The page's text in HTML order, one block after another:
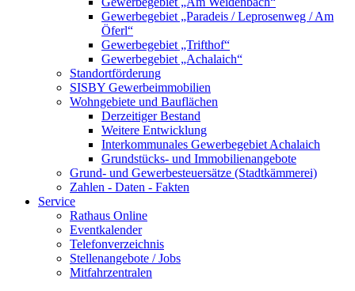
Gewerbegebiet „Paradeis / Leprosenweg / Am
Öferl“
Gewerbegebiet „Trifthof“
Gewerbegebiet „Achalaich“
Standortförderung
SISBY Gewerbeimmobilien
Wohngebiete und Bauflächen
Derzeitiger Bestand
Weitere Entwicklung
Interkommunales Gewerbegebiet Achalaich
Grundstücks- und Immobilienangebote
Grund- und Gewerbesteuersätze (Stadtkämmerei)
Zahlen - Daten - Fakten
Service
Rathaus Online
Eventkalender
Telefonverzeichnis
Stellenangebote / Jobs
Mitfahrzentralen